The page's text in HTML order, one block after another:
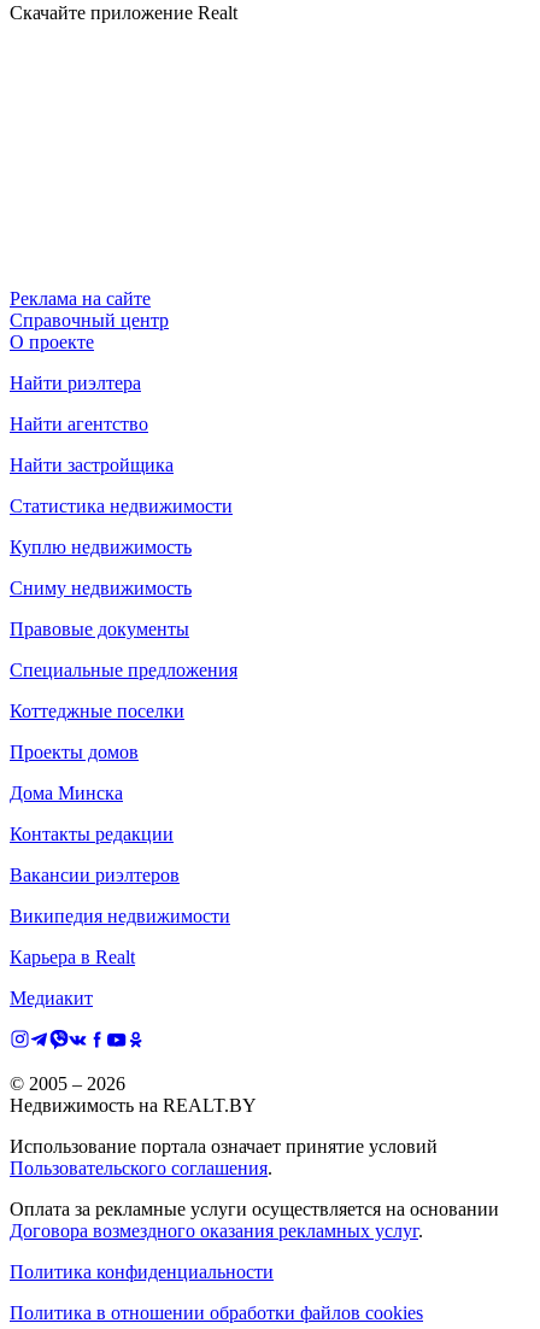
Скачайте приложение Realt
Реклама на сайте
Справочный центр
О проекте
Найти риэлтера
Найти агентство
Найти застройщика
Статистика недвижимости
Куплю недвижимость
Сниму недвижимость
Правовые документы
Специальные предложения
Коттеджные поселки
Проекты домов
Дома Минска
Контакты редакции
Вакансии риэлтеров
Википедия недвижимости
Карьера в Realt
Медиакит
© 2005 – 2026
Недвижимость на REALT.BY
Использование портала означает принятие условий
Пользовательского соглашения.
Оплата за рекламные услуги осуществляется на основании
Договора возмездного оказания рекламных услуг.
Политика конфиденциальности
Политика в отношении обработки файлов cookies